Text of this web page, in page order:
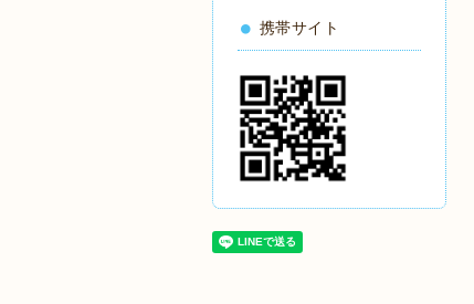
携帯サイト